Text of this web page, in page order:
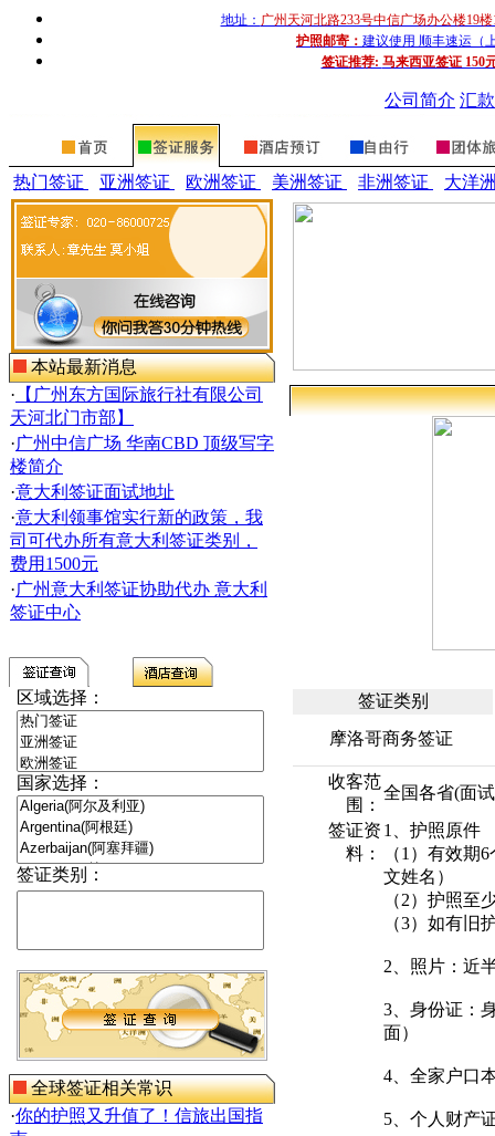
地址： 广州天河北路233号中信广场办公楼19
护照邮寄： 建议使用 顺丰速运（
签证推荐: 马来西亚签证 150
公司简介 汇
热门签证 亚洲签证 欧洲签证 美洲签证 非洲签证 大洋
本站最新消息
· 【广州东方国际旅行社有限公司
天河北门市部】
·广州中信广场 华南CBD 顶级写字
楼简介
·意大利签证面试地址
·意大利领事馆实行新的政策，我
司可代办所有意大利签证类别，
费用1500元
·广州意大利签证协助代办 意大利
签证中心
区域选择：
国家选择：
签证类别：
全球签证相关常识
·你的护照又升值了！信旅出国指
签证类别
摩洛哥商务签证
收客范
围：
全国各省(面
签证资
料：
1、护照原件
（1）有效期
文姓名）
（2）护照至
（3）如有旧
2、照片：近
3、身份证：
面）
4、全家户口
5、个人财产